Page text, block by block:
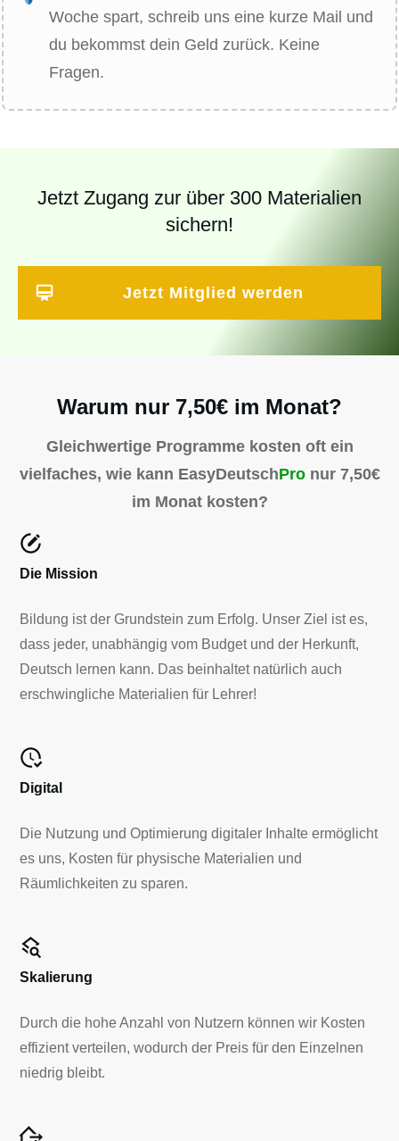
Woche spart, schreib uns eine kurze Mail und
du bekommst dein Geld zurück. Keine
Fragen.
Jetzt Zugang zur über 300 Materialien
sichern!
Jetzt Mitglied werden
Warum nur 7,50€ im Monat?
Gleichwertige Programme kosten oft ein
vielfaches, wie kann EasyDeutschPronur 7,50€
im Monat kosten?
Die Mission
Bildung ist der Grundstein zum Erfolg. Unser Ziel ist es,
dass jeder, unabhängig vom Budget und der Herkunft,
Deutsch lernen kann. Das beinhaltet natürlich auch
erschwingliche Materialien für Lehrer!
Digital
Die Nutzung und Optimierung digitaler Inhalte ermöglicht
es uns, Kosten für physische Materialien und
Räumlichkeiten zu sparen.
Skalierung
Durch die hohe Anzahl von Nutzern können wir Kosten
effizient verteilen, wodurch der Preis für den Einzelnen
niedrig bleibt.